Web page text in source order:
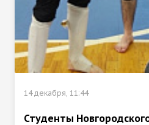
14 декабря, 11:44
Студенты